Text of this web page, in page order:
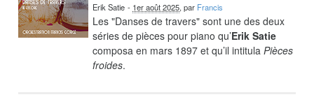
Erik Satie - 1er août 2025, par Francis
Les "Danses de travers" sont une des deux
séries de pièces pour piano qu’Erik Satie
composa en mars 1897 et qu’il intitulaPièces
froides.